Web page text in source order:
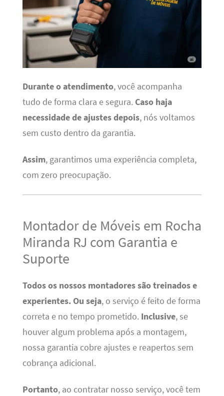
Durante o atendimento, você acompanha
tudo de forma clara e segura. Caso haja
necessidade de ajustes depois, nós voltamos
sem custo dentro da garantia.
Assim, garantimos uma experiência completa,
com zero preocupação.
Montador de Móveis em Rocha
Miranda RJ com Garantia e
Suporte
Todos os nossos montadores são treinados e
experientes. Ou seja, o serviço é feito de forma
correta e no tempo prometido. Inclusive, se
houver algum problema após a montagem,
nossa garantia cobre ajustes e reapertos sem
cobrança adicional.
Portanto, ao contratar nosso serviço, você tem